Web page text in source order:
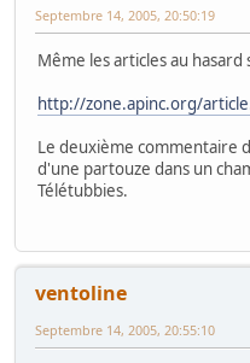
Septembre 14, 2005, 20:50:19
Même les articles au
http://zone.apinc.org/
Le deuxième commentaire
d'une partouze dans un
Télétubbies.
ventoline
Septembre 14, 2005, 20:55:10